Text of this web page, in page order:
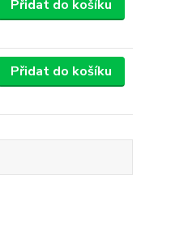
Přidat do košíku
Přidat do košíku